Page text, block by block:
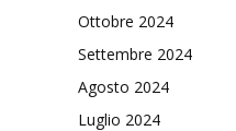
Ottobre 2024
Settembre 2024
Agosto 2024
Luglio 2024